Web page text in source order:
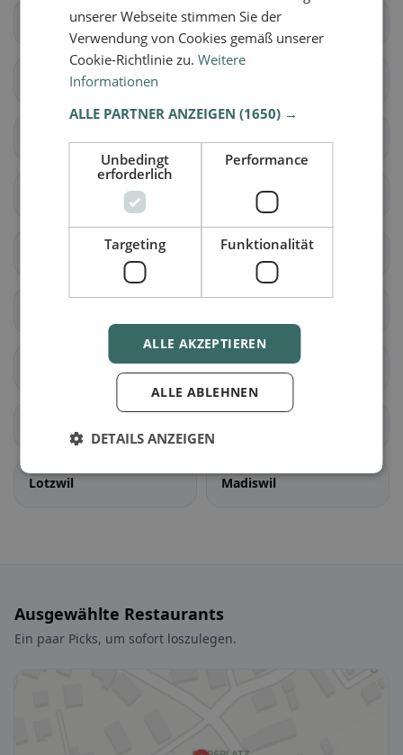
Grossaffoltern Kallnach
Kappelen
Rapperswil (BE) Schüpfen
Aarwangen
Busswil bei Melchnau
Lotzwil Madiswil
Ausgewählte Restaurants
Ein paar Picks, um sofort loszulegen.
unserer Webseite stimmen Sie der
Verwendung von Cookies gemäß unserer
Cookie-Richtlinie zu.Weitere
Informationen
ALLE PARTNER ANZEIGEN(1650) →
Unbedingt
erforderlich
Performance
Targeting Funktionalität
ALLE AKZEPTIEREN
ALLE ABLEHNEN
DETAILS ANZEIGEN